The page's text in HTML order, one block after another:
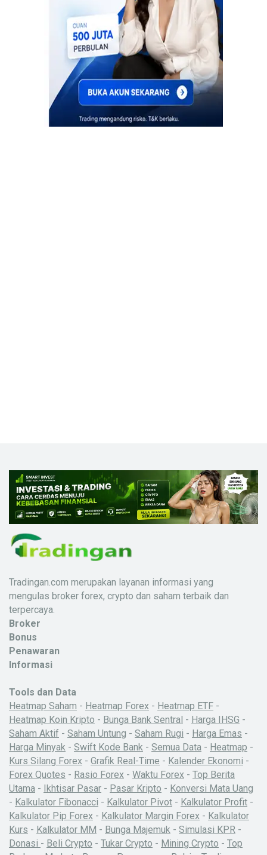
X
Tradingan.com merupakan layanan informasi yang
mengulas broker forex, crypto dan saham terbaik dan
terpercaya.
Broker
Bonus
Penawaran
Informasi
Tools dan Data
Heatmap Saham - Heatmap Forex - Heatmap ETF -
Heatmap Koin Kripto - Bunga Bank Sentral - Harga IHSG -
Saham Aktif - Saham Untung - Saham Rugi - Harga Emas -
Harga Minyak - Swift Kode Bank - Semua Data - Heatmap -
Kurs Silang Forex - Grafik Real-Time - Kalender Ekonomi -
Forex Quotes - Rasio Forex - Waktu Forex - Top Berita
Utama - Ikhtisar Pasar - Pasar Kripto - Konversi Mata Uang
- Kalkulator Fibonacci - Kalkulator Pivot - Kalkulator Profit -
Kalkulator Pip Forex - Kalkulator Margin Forex - Kalkulator
Kurs - Kalkulator MM - Bunga Majemuk - Simulasi KPR -
Donasi - Beli Crypto - Tukar Crypto - Mining Crypto - Top